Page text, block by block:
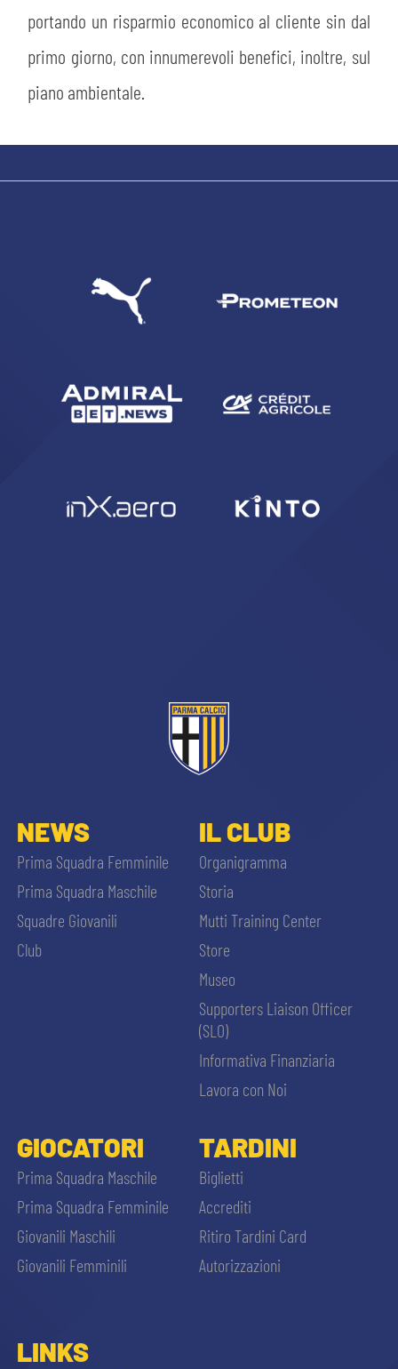
portando un risparmio economico al cliente sin dal
primo giorno, con innumerevoli benefici, inoltre, sul
piano ambientale.
NEWS
Prima Squadra Femminile
Prima Squadra Maschile
Squadre Giovanili
Club
IL CLUB
Organigramma
Storia
Mutti Training Center
Store
Museo
Supporters Liaison Officer
(SLO)
Informativa Finanziaria
Lavora con Noi
GIOCATORI
Prima Squadra Maschile
Prima Squadra Femminile
Giovanili Maschili
Giovanili Femminili
TARDINI
Biglietti
Accrediti
Ritiro Tardini Card
Autorizzazioni
LINKS
ACCETTA E SALVA